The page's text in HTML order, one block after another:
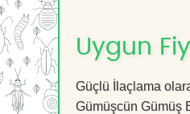
Uygun
Güçlü İlaçlama
Gümüşcün Gümüş